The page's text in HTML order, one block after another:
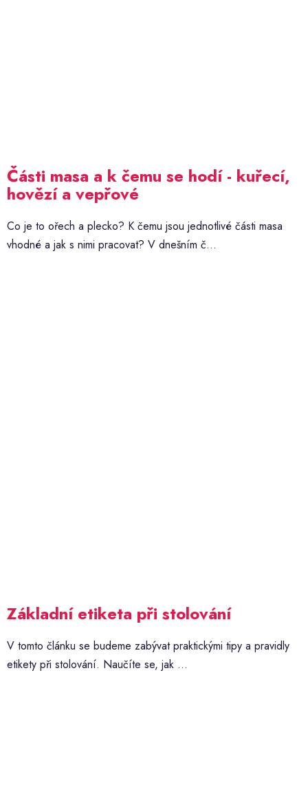
Části masa a k čemu se hodí - kuřecí,
hovězí a vepřové
Co je to ořech a plecko? K čemu jsou jednotlivé části masa
vhodné a jak s nimi pracovat? V dnešním č...
Základní etiketa při stolování
V tomto článku se budeme zabývat praktickými tipy a pravidly
etikety při stolování. Naučíte se, jak ...